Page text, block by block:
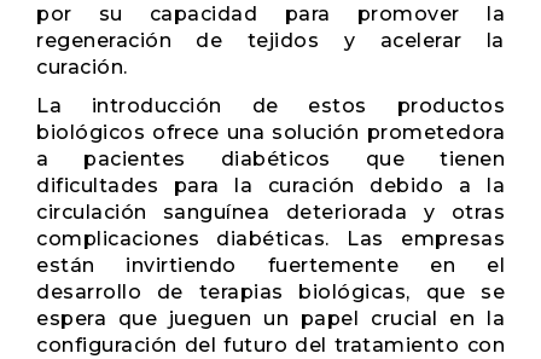
por su capacidad para promover la
regeneración de tejidos y acelerar la
curación.
La introducción de estos productos
biológicos ofrece una solución prometedora
a pacientes diabéticos que tienen
dificultades para la curación debido a la
circulación sanguínea deteriorada y otras
complicaciones diabéticas. Las empresas
están invirtiendo fuertemente en el
desarrollo de terapias biológicas, que se
espera que jueguen un papel crucial en la
configuración del futuro del tratamiento con